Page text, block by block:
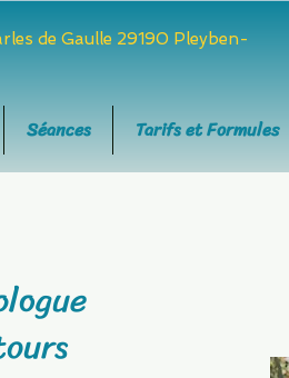
de Gaulle 29190 Pleyben-
Séances Tarifs et Formules